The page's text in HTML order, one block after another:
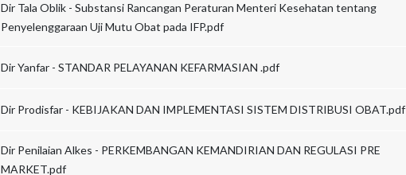
Dir Tala Oblik - Substansi Rancangan Peraturan Menteri Kesehatan tentang
Penyelenggaraan Uji Mutu Obat pada IFP.pdf
Dir Yanfar - STANDAR PELAYANAN KEFARMASIAN .pdf
Dir Prodisfar - KEBIJAKAN DAN IMPLEMENTASI SISTEM DISTRIBUSI OBAT.pdf
Dir Penilaian Alkes - PERKEMBANGAN KEMANDIRIAN DAN REGULASI PRE
MARKET.pdf